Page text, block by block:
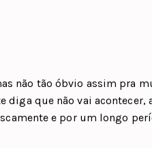
não tão óbvio assim pra
que não vai acontecer,
e por um longo